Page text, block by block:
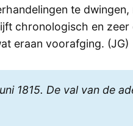
te dwingen,
chronologisch en
eraan voorafging. (JG)
1815. De val van de